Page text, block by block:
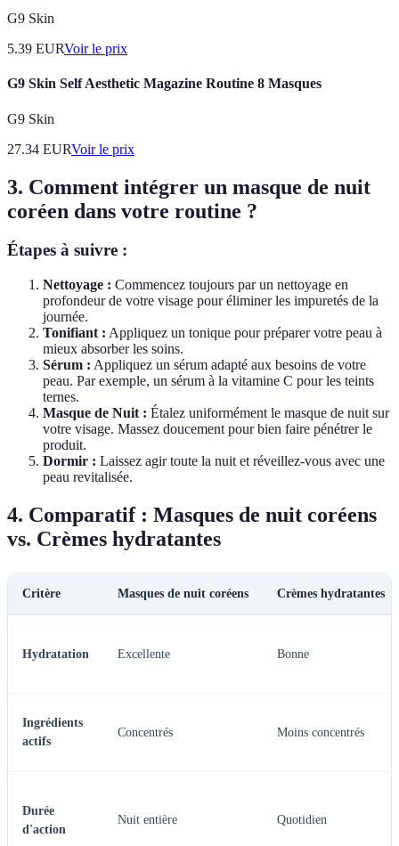
G9 Skin
5.39 EURVoir le prix
G9 Skin Self Aesthetic Magazine Routine 8 Masques
G9 Skin
27.34 EURVoir le prix
3. Comment intégrer un masque de nuit
coréen dans votre routine ?
Étapes à suivre :
Nettoyage : Commencez toujours par un nettoyage en
profondeur de votre visage pour éliminer les impuretés de la
journée.
Tonifiant : Appliquez un tonique pour préparer votre peau à
mieux absorber les soins.
Sérum : Appliquez un sérum adapté aux besoins de votre
peau. Par exemple, un sérum à la vitamine C pour les teints
ternes.
Masque de Nuit : Étalez uniformément le masque de nuit sur
votre visage. Massez doucement pour bien faire pénétrer le
produit.
Dormir : Laissez agir toute la nuit et réveillez-vous avec une
peau revitalisée.
4. Comparatif : Masques de nuit coréens
vs. Crèmes hydratantes
Critère Masques de nuit coréens Crèmes hydratantes
Hydratation Excellente Bonne
Ingrédients
actifs
Concentrés Moins concentrés
Durée
d'action
Nuit entière Quotidien